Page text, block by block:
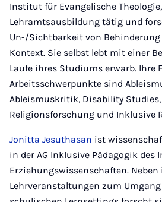
Institut für Evangelische
Lehramtsausbildung tätig und
Un-/Sichtbarkeit von
Kontext. Sie selbst lebt mit einer
Laufe ihres Studiums erwarb. Ihre
Arbeitsschwerpunkte sind
Ableismuskritik, Disability
Religionsforschung und Inklusive
Jonitta Jesuthasan ist
in der AG Inklusive Pädagogik
Erziehungswissenschaften. Neben
Lehrveranstaltungen zum